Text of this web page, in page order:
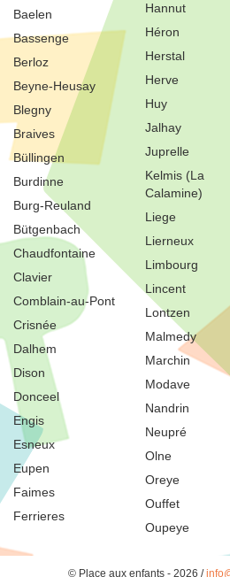
Baelen
Bassenge
Berloz
Beyne-Heusay
Blegny
Braives
Büllingen
Burdinne
Burg-Reuland
Bütgenbach
Chaudfontaine
Clavier
Comblain-au-Pont
Crisnée
Dalhem
Dison
Donceel
Engis
Esneux
Eupen
Faimes
Ferrieres
Hannut
Héron
Herstal
Herve
Huy
Jalhay
Juprelle
Kelmis (La
Calamine)
Liege
Lierneux
Limbourg
Lincent
Lontzen
Malmedy
Marchin
Modave
Nandrin
Neupré
Olne
Oreye
Ouffet
Oupeye
© Place aux enfants - 2026 /